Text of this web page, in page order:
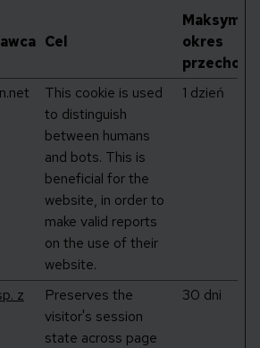
Cel
okres
This cookie is used
to distinguish
between humans
and bots. This is
beneficial for the
website, in order to
make valid reports
on the use of their
website.
1 dzień
z
Preserves the
visitor's session
state across page
30 dni